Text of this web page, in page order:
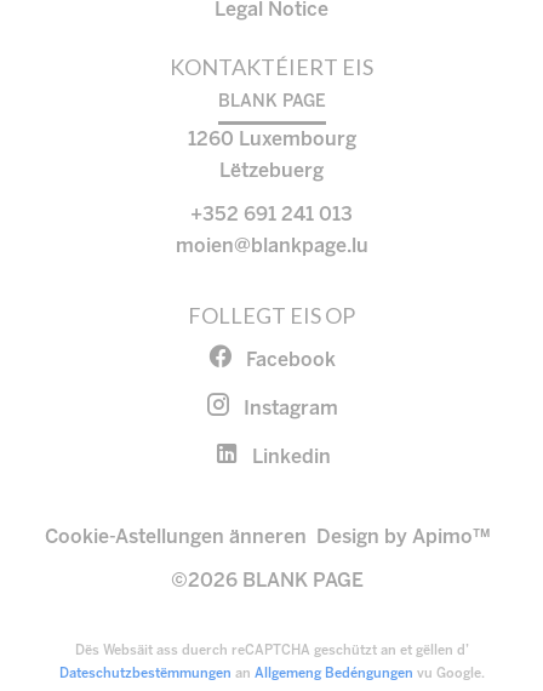
Legal Notice
KONTAKTÉIERT EIS
BLANK PAGE
1260 Luxembourg
Lëtzebuerg
+352 691 241 013
moien@blankpage.lu
FOLLEGT EIS OP
Facebook
Instagram
Linkedin
Cookie-Astellungen änneren Design by Apimo™
©2026 BLANK PAGE
Dës Websäit ass duerch reCAPTCHA geschützt an et gëllen d’
Dateschutzbestëmmungen an Allgemeng Bedéngungen vu Google.